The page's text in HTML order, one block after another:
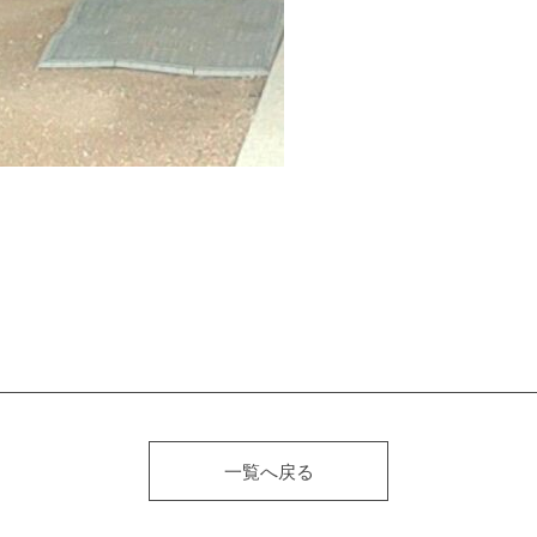
一覧へ戻る